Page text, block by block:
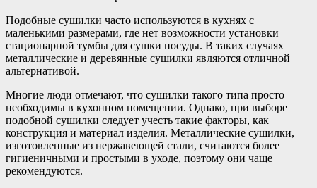
Подобные сушилки часто используются в кухнях с
маленькими размерами, где нет возможности установки
стационарной тумбы для сушки посуды. В таких случаях
металлические и деревянные сушилки являются отличной
альтернативой.
Многие люди отмечают, что сушилки такого типа просто
необходимы в кухонном помещении. Однако, при выборе
подобной сушилки следует учесть такие факторы, как
конструкция и материал изделия. Металлические сушилки,
изготовленные из нержавеющей стали, считаются более
гигиеничными и простыми в уходе, поэтому они чаще
рекомендуются.